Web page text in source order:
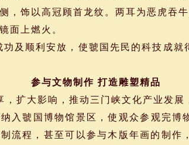
，饰以高冠顾首龙纹。两耳为恶虎吞
面上燃火。
及顺利安放，使虢国先民的科技成就
参与文物制作 打造雕塑精品
扩大影响，推动三门峡文化产业发展
入虢国博物馆景区，使观众参观完博
流程，甚至可以参与木版年画的制作